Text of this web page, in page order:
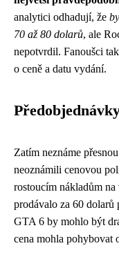
analytici odhadují, že
70 až 80 dolarů, ale
nepotvrdil. Fanoušci
o ceně a datu vydání.
Zatím neznáme
neoznámili cenovou
rostoucím nákladům
prodávalo za 60 dolarů
GTA 6 by mohlo být
cena mohla pohybovat